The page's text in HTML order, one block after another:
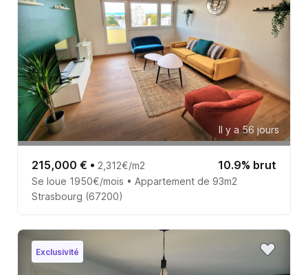
Il y a 56 jours
215,000 € • 2,312€/m2 10.9% brut
Se loue 1950€/mois • Appartement de 93m2
Strasbourg (67200)
Exclusivité